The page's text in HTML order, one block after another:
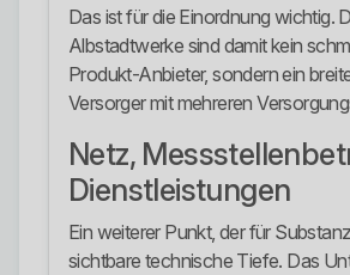
Das ist für die Einordnung wichtig.
Albstadtwerke sind damit kein
Produkt-Anbieter, sondern ein
Versorger mit mehreren
Netz,
Dienstleistungen
Ein weiterer Punkt, der für
sichtbare technische Tiefe. Das